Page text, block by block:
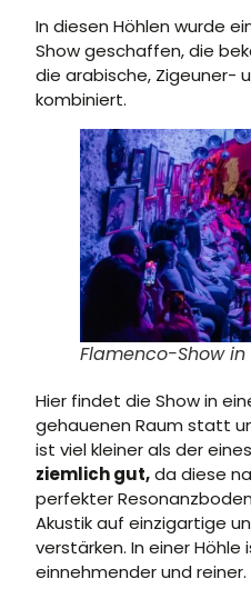
In diesen Höhlen wurde
Show geschaffen, die
die arabische, Zigeuner-
kombiniert.
Flamenco-Show in
Hier findet die Show in
gehauenen Raum statt
ist viel kleiner als der
ziemlich gut,da diese
perfekter
Akustik auf einzigartige
verstärken. In einer
einnehmender und reiner.